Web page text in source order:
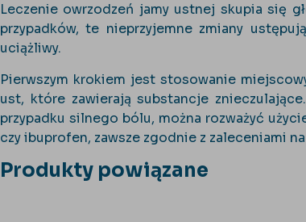
Leczenie owrzodzeń jamy ustnej skupia się
przypadków, te nieprzyjemne zmiany
uciążliwy.
Pierwszym krokiem jest stosowanie
ust, które zawierają substancje
przypadku silnego bólu, można rozważyć
czy ibuprofen, zawsze zgodnie z zaleceniami
Produkty powiązane